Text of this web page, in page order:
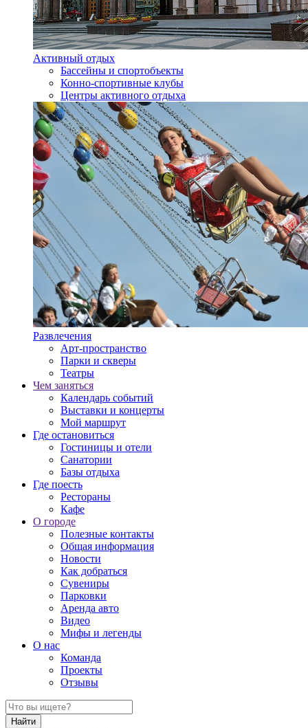
Активный отдых
Бассейны и спортобъекты
Конно-спортивные клубы
Центры активного отдыха
Развлечения
Арт-пространство
Парки и скверы
Театры
Чем заняться
Календарь событий
Выставки и концерты
Мой маршрут
Где остановиться
Гостиницы и отели
Санатории
Базы отдыха
Где поесть
Рестораны
Кафе
О городе
Полезные контакты
Общая информация
Новости
Как добраться
Сувениры
Парковки
Аренда авто
Видео
Мифы и легенды
О нас
Команда
Проекты
Отзывы
Найти